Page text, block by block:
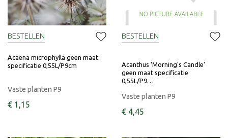
Acaena microphylla geen maat
specificatie 0,55L/P9cm
Vaste planten P9
€ 1 ,15
BESTELLEN
Acanthus 'Morning's Candle'
geen maat specificatie
0,55L/P9…
Vaste planten P9
€ 4,45
BESTELLEN